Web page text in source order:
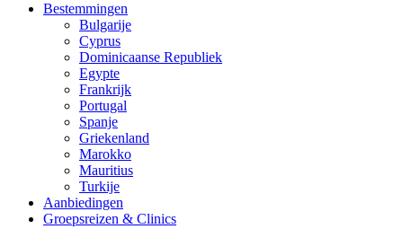
Bestemmingen
Bulgarije
Cyprus
Dominicaanse Republiek
Egypte
Frankrijk
Portugal
Spanje
Griekenland
Marokko
Mauritius
Turkije
Aanbiedingen
Groepsreizen & Clinics